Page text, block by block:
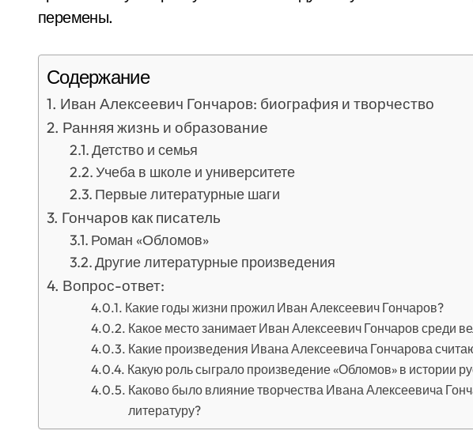
перемены.
Содержание
Иван Алексеевич Гончаров: биография и творчество
Ранняя жизнь и образование
Детство и семья
Учеба в школе и университете
Первые литературные шаги
Гончаров как писатель
Роман «Обломов»
Другие литературные произведения
Вопрос-ответ:
Какие годы жизни прожил Иван Алексеевич Гончаров?
Какое место занимает Иван Алексеевич Гончаров среди
Какие произведения Ивана Алексеевича Гончарова
Какую роль сыграло произведение «Обломов» в истории
Каково было влияние творчества Ивана Алексеевича
литературу?